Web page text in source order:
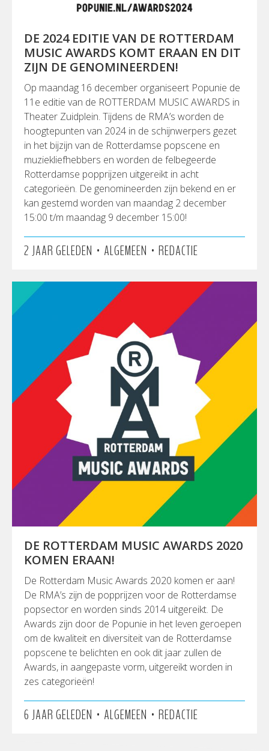
DE 2024 EDITIE VAN DE ROTTERDAM
MUSIC AWARDS KOMT ERAAN EN DIT
ZIJN DE GENOMINEERDEN!
Op maandag 16 december organiseert Popunie de
11e editie van de ROTTERDAM MUSIC AWARDS in
Theater Zuidplein. Tijdens de RMA’s worden de
hoogtepunten van 2024 in de schijnwerpers gezet
in het bijzijn van de Rotterdamse popscene en
muziekliefhebbers en worden de felbegeerde
Rotterdamse popprijzen uitgereikt in acht
categorieën. De genomineerden zijn bekend en er
kan gestemd worden van maandag 2 december
15:00 t/m maandag 9 december 15:00!
2 JAAR GELEDEN • ALGEMEEN • REDACTIE
DE ROTTERDAM MUSIC AWARDS 2020
KOMEN ERAAN!
De Rotterdam Music Awards 2020 komen er aan!
De RMA’s zijn de popprijzen voor de Rotterdamse
popsector en worden sinds 2014 uitgereikt. De
Awards zijn door de Popunie in het leven geroepen
om de kwaliteit en diversiteit van de Rotterdamse
popscene te belichten en ook dit jaar zullen de
Awards, in aangepaste vorm, uitgereikt worden in
zes categorieën!
6 JAAR GELEDEN • ALGEMEEN • REDACTIE